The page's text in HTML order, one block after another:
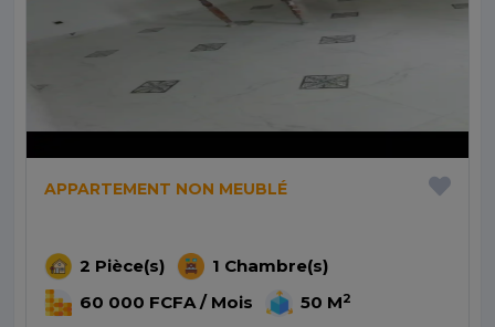
APPARTEMENT NON MEUBLÉ
2 Pièce(s)
1 Chambre(s)
60 000 FCFA / Mois
50 M2